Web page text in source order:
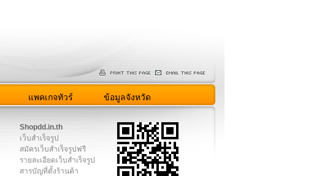
แพคเกจทัวร์ ข้อมูลจังหวัด
Shopdd.in.th
เว็บสำเร็จรูป
สมัครเว็บสำเร็จรูปฟรี
รายละเอียดเว็บสำเร็จรูป
สารบัญที่ตั้งร้านค้า